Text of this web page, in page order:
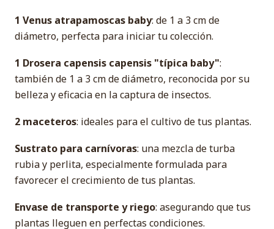
1 Venus atrapamoscas baby: de 1 a 3 cm de
diámetro, perfecta para iniciar tu colección.
1 Drosera capensis capensis "típica baby":
también de 1 a 3 cm de diámetro, reconocida por su
belleza y eficacia en la captura de insectos.
2 maceteros: ideales para el cultivo de tus plantas.
Sustrato para carnívoras: una mezcla de turba
rubia y perlita, especialmente formulada para
favorecer el crecimiento de tus plantas.
Envase de transporte y riego: asegurando que tus
plantas lleguen en perfectas condiciones.